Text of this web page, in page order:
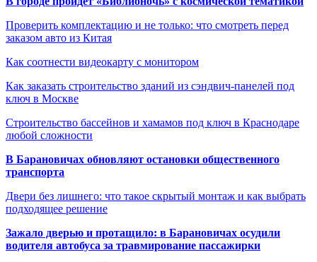
Проверить комплектацию и не только: что смотреть перед
заказом авто из Китая
Как соотнести видеокарту с монитором
Как заказать строительство зданий из сэндвич-панелей под
ключ в Москве
Строительство бассейнов и хамамов под ключ в Краснодаре
любой сложности
В Барановичах обновляют остановки общественного
транспорта
Двери без лишнего: что такое скрытый монтаж и как выбрать
подходящее решение
Зажало дверью и протащило: в Барановичах осудили
водителя автобуса за травмирование пассажирки